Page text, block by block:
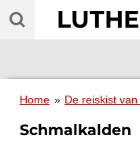
Ga
Home » De reiskist
Schmalkalden